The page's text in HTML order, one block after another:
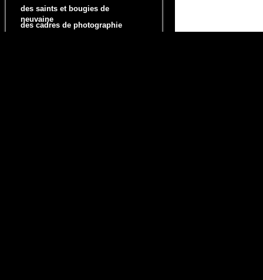
des saints et bougies de
neuvaine
des cadres de photographie